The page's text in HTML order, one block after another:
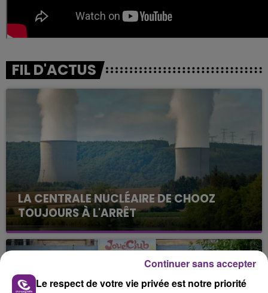
FIL D'ACTUS
LA CENTRALE NUCLÉAIRE DE CHOOZ
TOUJOURS À L'ARRÊT
Cela fait déjà une semaine que la centrale
nucléaire ardennaise est à l'arrêt. Une situation
justifiée par la sécheresse intense qui est toujours
présente.
Le respect de votre vie privée est notre priorité
Continuer sans accepter